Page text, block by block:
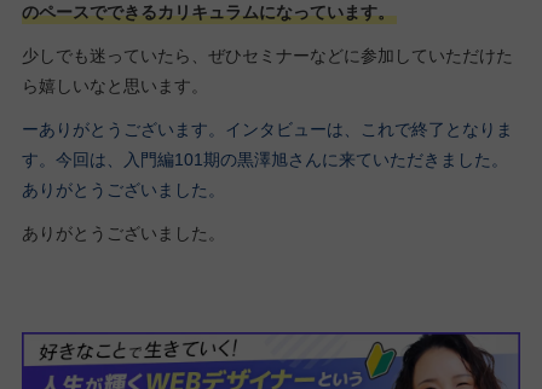
のペースでできるカリキュラムになっています。
少しでも迷っていたら、ぜひセミナーなどに参加していただけた
ら嬉しいなと思います。
ーありがとうございます。インタビューは、これで終了となりま
す。今回は、入門編101期の黒澤旭さんに来ていただきました。
ありがとうございました。
ありがとうございました。